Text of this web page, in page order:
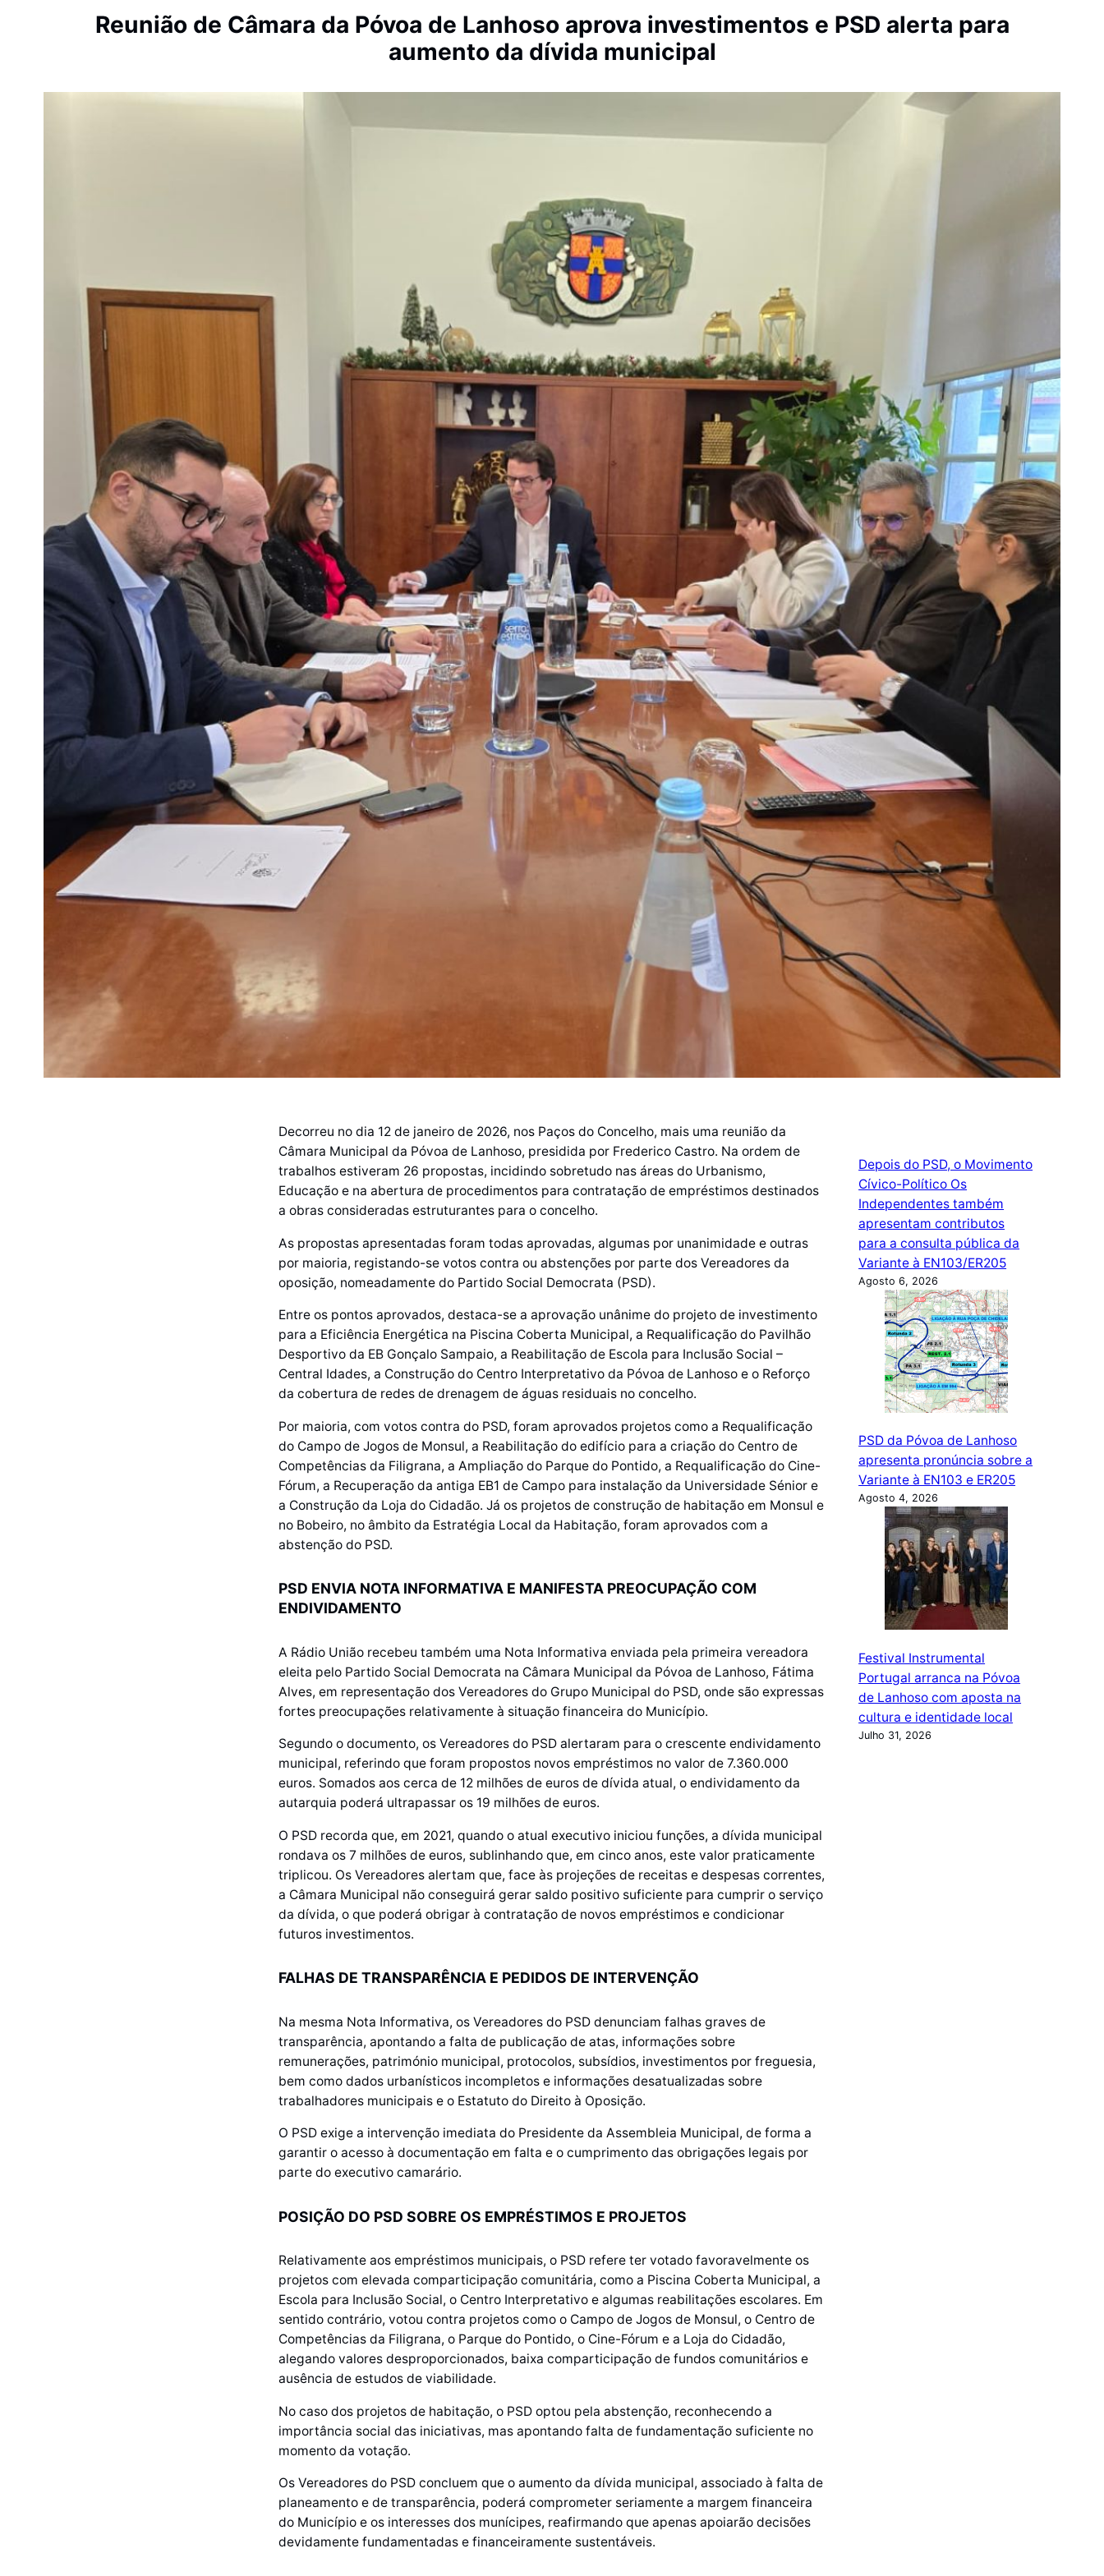
Reunião de Câmara da Póvoa de Lanhoso aprova investimentos e PSD alerta para
aumento da dívida municipal
Decorreu no dia 12 de janeiro de 2026, nos Paços do Concelho, mais uma reunião da
Câmara Municipal da Póvoa de Lanhoso, presidida por Frederico Castro. Na ordem de
trabalhos estiveram 26 propostas, incidindo sobretudo nas áreas do Urbanismo,
Educação e na abertura de procedimentos para contratação de empréstimos destinados
a obras consideradas estruturantes para o concelho.
As propostas apresentadas foram todas aprovadas, algumas por unanimidade e outras
por maioria, registando-se votos contra ou abstenções por parte dos Vereadores da
oposição, nomeadamente do Partido Social Democrata (PSD).
Entre os pontos aprovados, destaca-se a aprovação unânime do projeto de investimento
para a Eficiência Energética na Piscina Coberta Municipal, a Requalificação do Pavilhão
Desportivo da EB Gonçalo Sampaio, a Reabilitação de Escola para Inclusão Social –
Central Idades, a Construção do Centro Interpretativo da Póvoa de Lanhoso e o Reforço
da cobertura de redes de drenagem de águas residuais no concelho.
Por maioria, com votos contra do PSD, foram aprovados projetos como a Requalificação
do Campo de Jogos de Monsul, a Reabilitação do edifício para a criação do Centro de
Competências da Filigrana, a Ampliação do Parque do Pontido, a Requalificação do Cine-
Fórum, a Recuperação da antiga EB1 de Campo para instalação da Universidade Sénior e
a Construção da Loja do Cidadão. Já os projetos de construção de habitação em Monsul e
no Bobeiro, no âmbito da Estratégia Local da Habitação, foram aprovados com a
abstenção do PSD.
PSD ENVIA NOTA INFORMATIVA E MANIFESTA PREOCUPAÇÃO COM
ENDIVIDAMENTO
A Rádio União recebeu também uma Nota Informativa enviada pela primeira vereadora
eleita pelo Partido Social Democrata na Câmara Municipal da Póvoa de Lanhoso, Fátima
Alves, em representação dos Vereadores do Grupo Municipal do PSD, onde são expressas
fortes preocupações relativamente à situação financeira do Município.
Segundo o documento, os Vereadores do PSD alertaram para o crescente endividamento
municipal, referindo que foram propostos novos empréstimos no valor de 7.360.000
euros. Somados aos cerca de 12 milhões de euros de dívida atual, o endividamento da
autarquia poderá ultrapassar os 19 milhões de euros.
O PSD recorda que, em 2021, quando o atual executivo iniciou funções, a dívida municipal
rondava os 7 milhões de euros, sublinhando que, em cinco anos, este valor praticamente
triplicou. Os Vereadores alertam que, face às projeções de receitas e despesas correntes,
a Câmara Municipal não conseguirá gerar saldo positivo suficiente para cumprir o serviço
da dívida, o que poderá obrigar à contratação de novos empréstimos e condicionar
futuros investimentos.
FALHAS DE TRANSPARÊNCIA E PEDIDOS DE INTERVENÇÃO
Na mesma Nota Informativa, os Vereadores do PSD denunciam falhas graves de
transparência, apontando a falta de publicação de atas, informações sobre
remunerações, património municipal, protocolos, subsídios, investimentos por freguesia,
bem como dados urbanísticos incompletos e informações desatualizadas sobre
trabalhadores municipais e o Estatuto do Direito à Oposição.
O PSD exige a intervenção imediata do Presidente da Assembleia Municipal, de forma a
garantir o acesso à documentação em falta e o cumprimento das obrigações legais por
parte do executivo camarário.
POSIÇÃO DO PSD SOBRE OS EMPRÉSTIMOS E PROJETOS
Relativamente aos empréstimos municipais, o PSD refere ter votado favoravelmente os
projetos com elevada comparticipação comunitária, como a Piscina Coberta Municipal, a
Escola para Inclusão Social, o Centro Interpretativo e algumas reabilitações escolares. Em
sentido contrário, votou contra projetos como o Campo de Jogos de Monsul, o Centro de
Competências da Filigrana, o Parque do Pontido, o Cine-Fórum e a Loja do Cidadão,
alegando valores desproporcionados, baixa comparticipação de fundos comunitários e
ausência de estudos de viabilidade.
No caso dos projetos de habitação, o PSD optou pela abstenção, reconhecendo a
importância social das iniciativas, mas apontando falta de fundamentação suficiente no
momento da votação.
Os Vereadores do PSD concluem que o aumento da dívida municipal, associado à falta de
planeamento e de transparência, poderá comprometer seriamente a margem financeira
do Município e os interesses dos munícipes, reafirmando que apenas apoiarão decisões
devidamente fundamentadas e financeiramente sustentáveis.
Depois do PSD, o Movimento
Cívico-Político Os
Independentes também
apresentam contributos
para a consulta pública da
Variante à EN103/ER205
Agosto 6, 2026
PSD da Póvoa de Lanhoso
apresenta pronúncia sobre a
Variante à EN103 e ER205
Agosto 4, 2026
Festival Instrumental
Portugal arranca na Póvoa
de Lanhoso com aposta na
cultura e identidade local
Julho 31, 2026